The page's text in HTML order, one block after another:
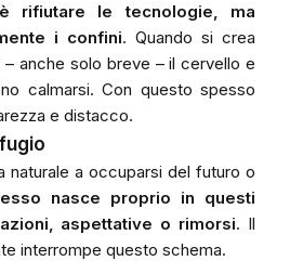
rifiutare le tecnologie, ma
i confini. Quando si crea
anche solo breve – il cervello e
calmarsi. Con questo spesso
e distacco.
naturale a occuparsi del futuro o
nasce proprio in questi
aspettative o rimorsi. Il
interrompe questo schema.